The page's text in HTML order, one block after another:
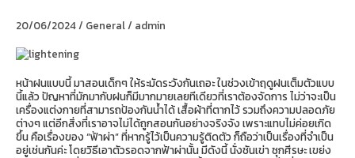
20/06/2024/ General/ admin
หน้าฝนแบบนี้ มาสอนเด็กๆ ให้ระมัดระวังกันเถอะ ในช่วงเข้าฤดูฝนเต็มตัวแบบ
นี้แล้ว ปัญหาที่มักมากับฝนก็มีมากมายเลยทีเดียวที่เราต้องจัดการ ไม่ว่าจะเป็น
เครื่องแต่งกายที่สามารถป้องกันน้ำได้ เสื้อผ้าที่ตากไว้ รวมถึงความปลอดภัย
ต่างๆ แต่อีกสิ่งที่เราอาจไม่ได้ถูกสอนกันอย่างจริงจัง เพราะแทบไม่ค่อยเกิด
ขึ้น คือเรื่องของ “ฟ้าผ่า” ที่หากรู้ไว้เป็นความรู้ติดตัว ก็ถือว่าเป็นเรื่องที่จำเป็น
อยู่เช่นกันค่ะ โดยวิธีเอาตัวรอดจากฟ้าผ่านั้น มีดังนี้ นั่งชันเข่า ซุกศีรษะ เขย่ง